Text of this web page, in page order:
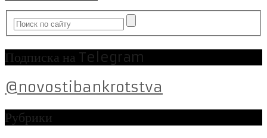
Подписка на Telegram
@novostibankrotstva
Рубрики